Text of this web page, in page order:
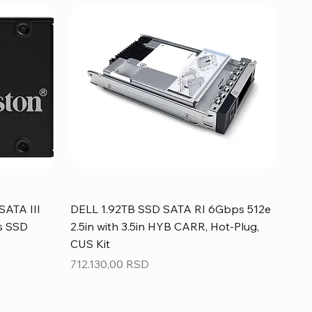
III
SSD
DELL 1.92TB SSD SATA RI 6Gbps 512e
2.5in with 3.5in HYB CARR, Hot-Plug,
CUS Kit
Price
712.130,00 RSD